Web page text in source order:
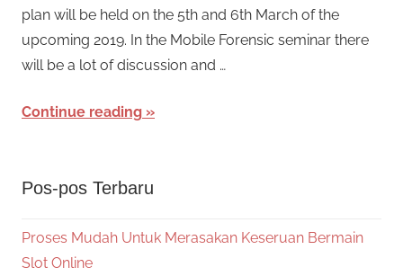
plan will be held on the 5th and 6th March of the
upcoming 2019. In the Mobile Forensic seminar there
will be a lot of discussion and …
Continue reading
Pos-pos Terbaru
Proses Mudah Untuk Merasakan Keseruan Bermain
Slot Online